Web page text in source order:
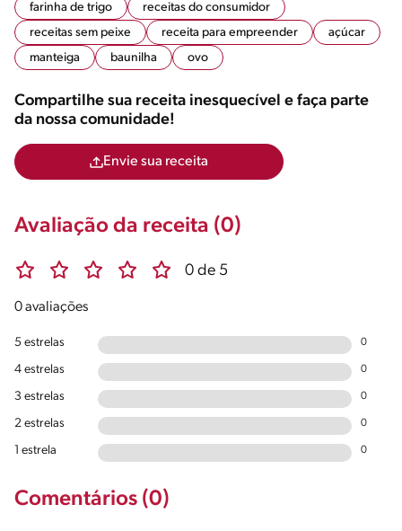
farinha de trigo
receitas do consumidor
receitas sem peixe
receita para empreender
açúcar
manteiga
baunilha ovo
Compartilhe sua receita inesquecível e faça parte
da nossa comunidade!
Envie sua receita
Avaliação da receita (0)
0 de 5
0 avaliações
5 estrelas 0
4 estrelas 0
3 estrelas 0
2 estrelas 0
1 estrela 0
Comentários (0)